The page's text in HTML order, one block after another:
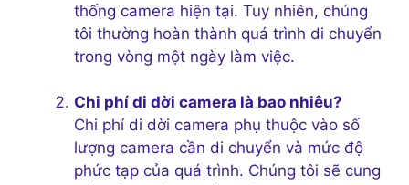
thống camera hiện tại. Tuy nhiên, chúng
tôi thường hoàn thành quá trình di chuyển
trong vòng một ngày làm việc.
Chi phí di dời camera là bao nhiêu?
Chi phí di dời camera phụ thuộc vào số
lượng camera cần di chuyển và mức độ
phức tạp của quá trình. Chúng tôi sẽ cung